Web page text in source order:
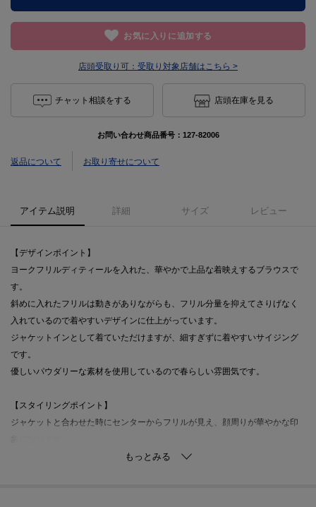
お気に入りに追加する
店頭受取り可： 受取り対象店舗はこちら >
チャット相談をする 店頭在庫を見る
お問い合わせ商品番号： 127-82006
返品について お取り寄せについて
アイテム説明 詳細 サイズ レビュー
【デザインポイント】
ヨークフリルディティールを入れた、華やかで上品な着映えするブラウスで
す。
斜めに入れたフリルは動きがありながらも、フリル分量を抑えてさりげなく
入れているので着やすいデザインに仕上がっています。
ジャケットインとして着ていただけますが、細すぎずに着やすいサイジング
です。
優しいパウダリーな素材を使用しているので春らしい雰囲気です。
【スタイリングポイント】
ジャケットと合わせた時にセンターからフリルが見え、顔周りが華やかな印
スーツやカーディガンのインナーとして活躍しますが、フリルデザインなの